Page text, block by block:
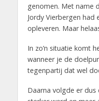
genomen. Met name
Jordy Vierbergen had
opleveren. Maar
In zo’n situatie komt
wanneer je de
tegenpartij dat wel
Daarna volgde er dus